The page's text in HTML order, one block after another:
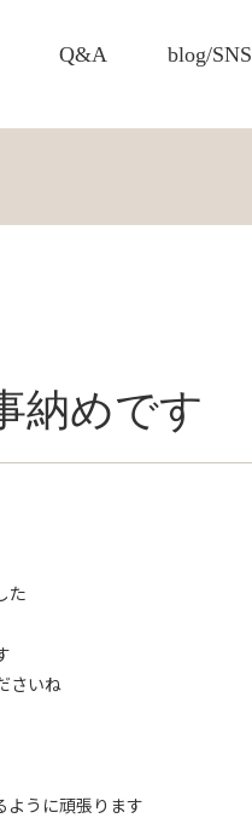
Q&A blog/SNS
納めです
た
さいね
ように頑張ります